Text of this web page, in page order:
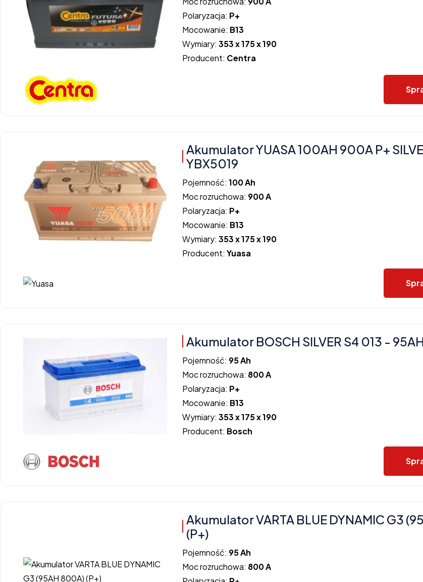
Polaryzacja: P+
Mocowanie: B13
Wymiary:353 x 175 x 190
Producent: Centra
Akumulator YUASA 100AH 900A P+
YBX5019
Pojemność:100 Ah
Moc rozruchowa: 900 A
Polaryzacja: P+
Mocowanie: B13
Wymiary:353 x 175 x 190
Producent:Yuasa
Akumulator BOSCH SILVER S4 013 -
Pojemność: 95 Ah
Moc rozruchowa: 800 A
Polaryzacja: P+
Mocowanie: B13
Wymiary:353 x 175 x 190
Producent: Bosch
Akumulator VARTA BLUE DYNAMIC G3
(P+)
Pojemność: 95 Ah
Moc rozruchowa: 800 A